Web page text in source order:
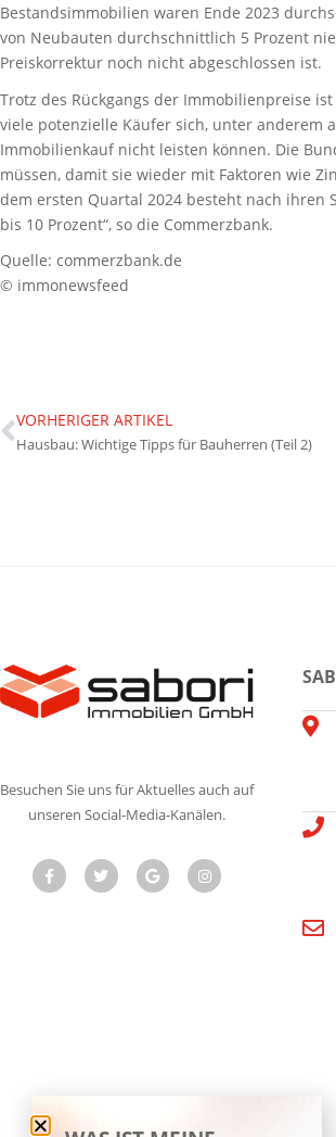
Bestandsimmobilien waren Ende 2023
von Neubauten durchschnittlich 5 Prozent
Preiskorrektur noch nicht abgeschlossen ist.
Trotz des Rückgangs der Immobilienpreise
viele potenzielle Käufer sich, unter anderem
Immobilienkauf nicht leisten können. Die
müssen, damit sie wieder mit Faktoren wie
dem ersten Quartal 2024 besteht nach ihren
bis 10 Prozent“, so die Commerzbank.
Quelle: commerzbank.de
© immonewsfeed
VORHERIGER ARTIKEL
Hausbau: Wichtige Tipps für Bauherren (Teil 2)
Besuchen Sie uns für Aktuelles auch auf
unseren Social-Media-Kanälen.